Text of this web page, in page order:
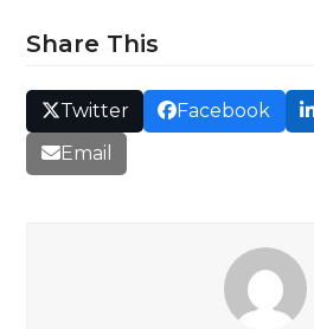
Share This
Twitter Facebook
Email